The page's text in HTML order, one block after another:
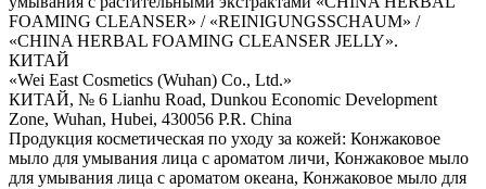
FOAMING CLEANSER» / «REINIGUNGSSCHAUM» /
«CHINA HERBAL FOAMING CLEANSER JELLY».
КИТАЙ
«Wei East Cosmetics (Wuhan) Co., Ltd.»
КИТАЙ, № 6 Lianhu Road, Dunkou Economic Development
Zone, Wuhan, Hubei, 430056 P.R. China
Продукция косметическая по уходу за кожей: Конжаковое
мыло для умывания лица с ароматом личи, Конжаковое мыло
для умывания лица с ароматом океана, Конжаковое мыло для